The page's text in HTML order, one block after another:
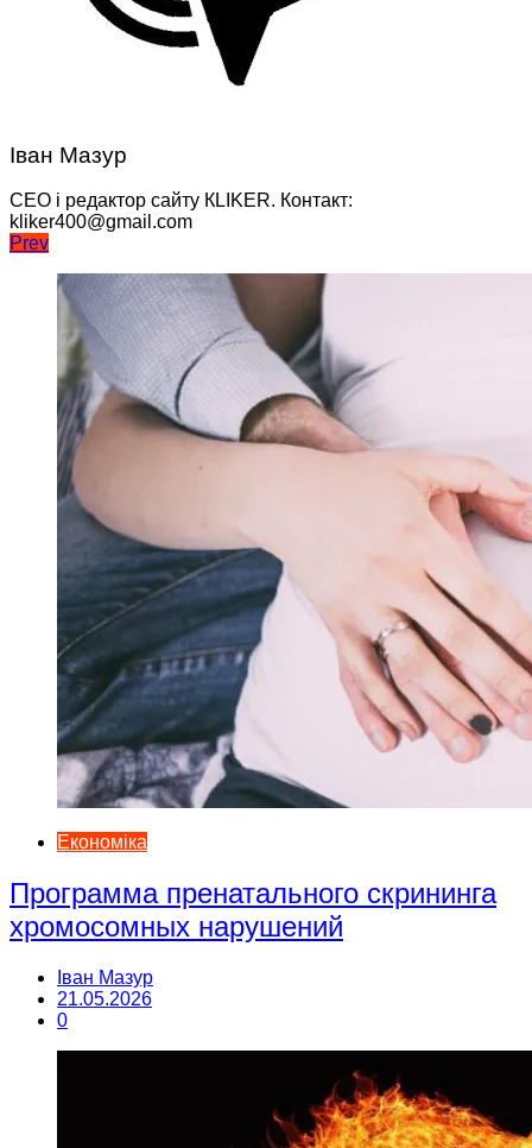
Іван Мазур
CEO і редактор сайту КLIKER. Контакт:
kliker400@gmail.com
Навігація
записів
Prev
Економіка
Программа пренатального скрининга
хромосомных нарушений
Іван Мазур
21.05.2026
0